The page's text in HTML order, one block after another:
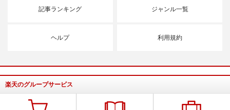
記事ランキング ジャンル一覧
ヘルプ 利用規約
楽天のグループサービス